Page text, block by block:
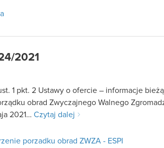
2021
1 pkt. 2 Ustawy o ofercie – informacje
obrad Zwyczajnego Walnego
2021… Czytaj dalej
porzadku obrad ZWZA - ESPI